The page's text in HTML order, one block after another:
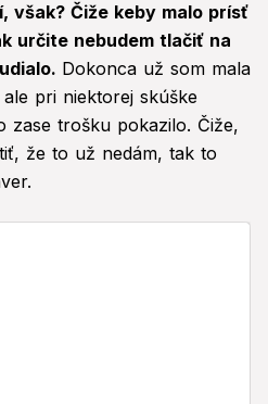
však? Čiže keby malo prísť
určite nebudem tlačiť na
Dokonca už som mala
pri niektorej skúške
zase trošku pokazilo. Čiže,
že to už nedám, tak to